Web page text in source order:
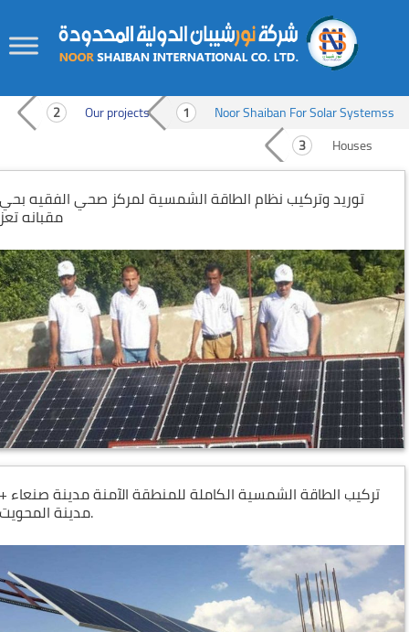
Skip
to
content
Skip
to
secondary
content
Noor Shaiban For Solar Systemss
Our projects
Houses
توريد وتركيب نظام الطاقة الشمسية لمركز صحي الفقيه بحي
مقبانه تعز
تركيب الطاقة الشمسية الكاملة للمنطقة الآمنة مدينة صنعاء +
مدينة المحويت.